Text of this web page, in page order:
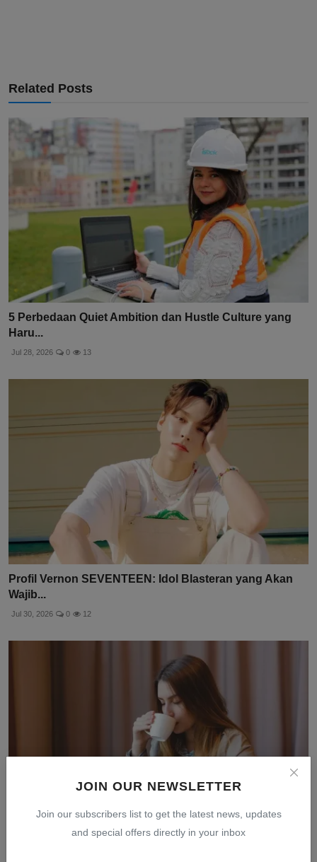
JOIN OUR NEWSLETTER
Join our subscribers list to get the latest news, updates
and special offers directly in your inbox
Related Posts
5 Perbedaan Quiet Ambition dan Hustle Culture yang
Haru...
Jul 28, 2026 0 13
Profil Vernon SEVENTEEN: Idol Blasteran yang Akan
Wajib...
Jul 30, 2026 0 12
5 Kebiasaan Penting untuk Menikmati Hidup Sederhana